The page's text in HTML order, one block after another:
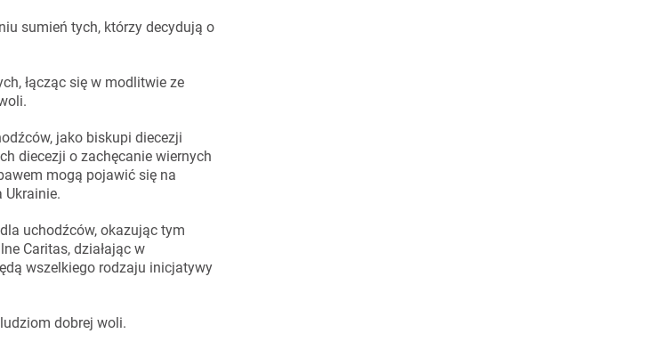
sumień tych, którzy decydują o
łącząc się w modlitwie ze
jako biskupi diecezji
diecezji o zachęcanie wiernych
mogą pojawić się na
Ukrainie.
uchodźców, okazując tym
Caritas, działając w
wszelkiego rodzaju inicjatywy
dobrej woli.